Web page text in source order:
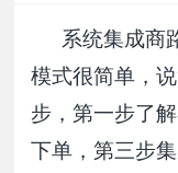
系统集成商
模式很简单，
步，第一步了
下单，第三步